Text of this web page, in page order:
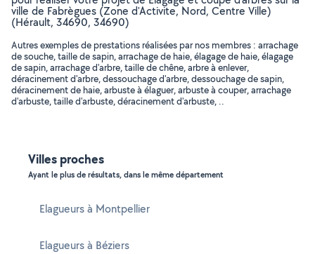
ville de Fabrègues (Zone d'Activite, Nord, Centre Ville)
(Hérault, 34690, 34690)
Autres exemples de prestations réalisées par nos membres : arrachage
de souche, taille de sapin, arrachage de haie, élagage de haie, élagage
de sapin, arrachage d'arbre, taille de chêne, arbre à enlever,
déracinement d'arbre, dessouchage d'arbre, dessouchage de sapin,
déracinement de haie, arbuste à élaguer, arbuste à couper, arrachage
d'arbuste, taille d'arbuste, déracinement d'arbuste, ..
Villes proches
Ayant le plus de résultats, dans le même département
Elagueurs à Montpellier
Elagueurs à Béziers